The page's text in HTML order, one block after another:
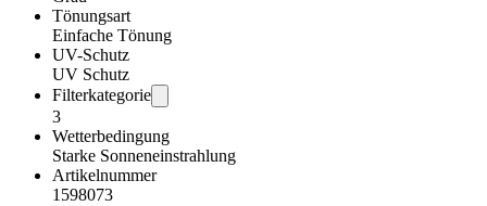
Tönungsart
Einfache Tönung
UV-Schutz
UV Schutz
Filterkategorie
3
Wetterbedingung
Starke Sonneneinstrahlung
Artikelnummer
1598073